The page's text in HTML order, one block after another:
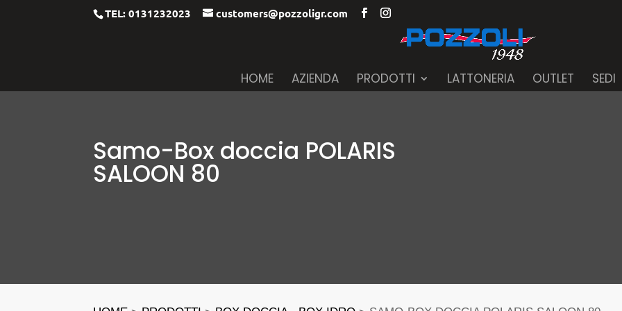
TEL: 0131232023 customers@pozzoligr.com
HOME AZIENDA PRODOTTI LATTONERIA OUTLET SEDI
Samo-Box doccia POLARIS
SALOON 80